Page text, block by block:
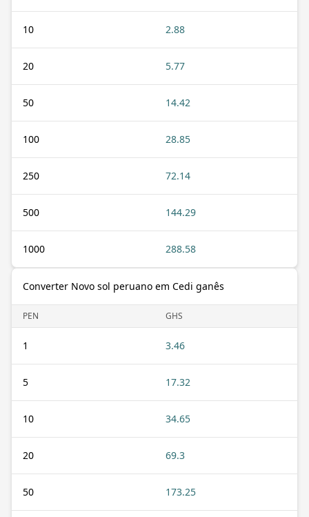
10 2.88
20 5.77
50 14.42
100 28.85
250 72.14
500 144.29
1000 288.58
Converter Novo sol peruano em Cedi ganês
PEN GHS
1 3.46
5 17.32
10 34.65
20 69.3
50 173.25